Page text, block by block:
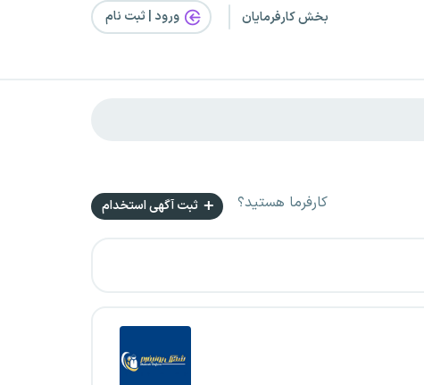
بخش کارفرمایان ورود | ثبت‌ نام
کارفرما هستید؟ ثبت آگهی استخدام